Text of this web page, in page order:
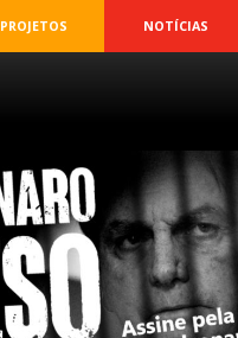
PROJETOS NOTÍCIAS